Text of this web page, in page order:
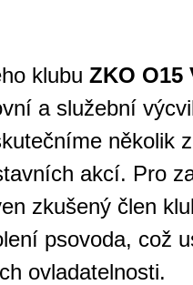
klubu ZKO O15
a služební
několik
akcí. Pro
zkušený člen
psovoda, což
ovladatelnosti.